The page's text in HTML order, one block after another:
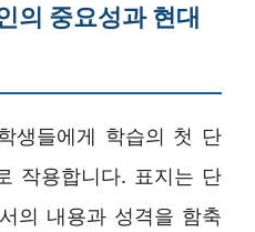
의 중요성과 현대
생들에게 학습의 첫 단
작용합니다. 표지는 단
의 내용과 성격을 함축